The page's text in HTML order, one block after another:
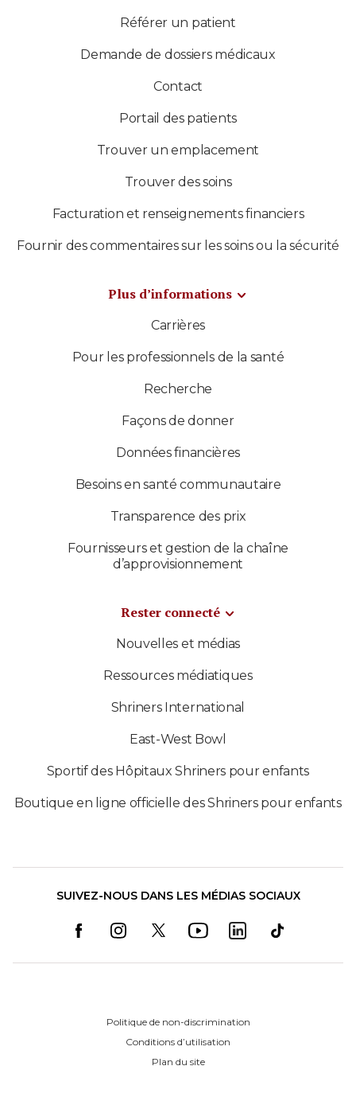
Référer un patient
Demande de dossiers médicaux
Contact
Portail des patients
Trouver un emplacement
Trouver des soins
Facturation et renseignements financiers
Fournir des commentaires sur les soins ou la sécurité
Plus d’informations
Carrières
Pour les professionnels de la santé
Recherche
Façons de donner
Données financières
Besoins en santé communautaire
Transparence des prix
Fournisseurs et gestion de la chaîne
d’approvisionnement
Rester connecté
Nouvelles et médias
Ressources médiatiques
Shriners International
East-West Bowl
Sportif des Hôpitaux Shriners pour enfants
Boutique en ligne officielle des Shriners pour enfants
SUIVEZ-NOUS DANS LES MÉDIAS SOCIAUX
Politique de non-discrimination
Conditions d’utilisation
Plan du site